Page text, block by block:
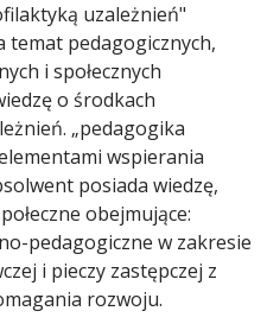
uzależnień"
temat pedagogicznych,
i społecznych
o środkach
„pedagogika
wspierania
posiada wiedzę,
obejmujące:
pedagogiczne w zakresie
i pieczy zastępczej z
rozwoju.